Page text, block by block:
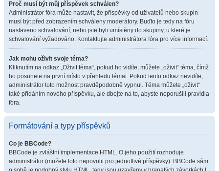
Proč musí být můj příspěvek schválen?
Administrátor fóra může nastavit, že příspěvky od uživatelů nebo skupin
musí být před zobrazením schváleny moderátory. Buďto je tedy na fóru
nastaveno schvalování, nebo jste byli umístěny do skupiny, u které je
schvalování vyžadováno. Kontaktujte administrátora fóra pro více informací.
Jak mohu oživit svoje téma?
Kliknutím na odkaz „Oživit téma“, pokud ho vidíte, můžete „oživit“ téma, čímž
ho posunete na první místo v přehledu témat. Pokud tento odkaz nevidíte,
administrátor tuto možnost pravděpodobně vypnul. Téma můžete „oživit“
také přidáním nového příspěvku, ale dbejte na to, abyste neporušili pravidla
fóra.
Formátování a typy příspěvků
Co je BBCode?
BBCode je zvláštní implementace HTML. O jeho použití rozhoduje
administrátor (můžete toto nepovolit pro jednotlivé příspěvky). BBCode sám